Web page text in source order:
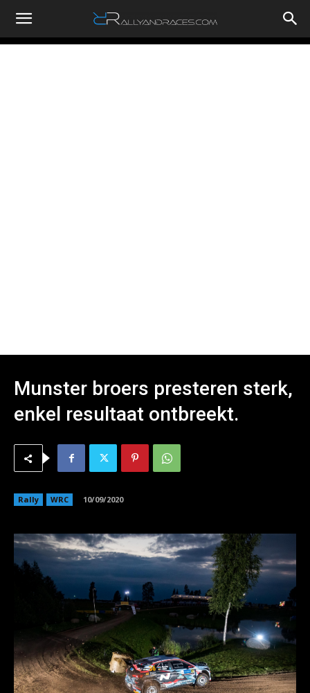
RallyandRaces.com
Munster broers presteren sterk,
enkel resultaat ontbreekt.
Rally WRC 10/09/2020